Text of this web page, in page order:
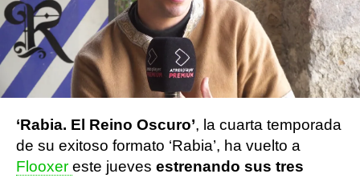
Flooxer Now
Publicado:25 de marzo de 2023, 13:04
WhatsappFacebook
X Flipboard
‘Rabia. El Reino Oscuro’, la cuarta temporada
de su exitoso formato ‘Rabia’, ha vuelto a
Flooxer este jueves estrenando sus tres